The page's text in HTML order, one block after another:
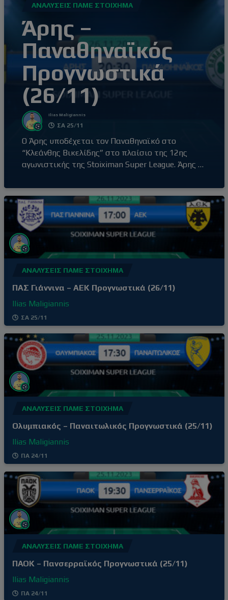
ΑΝΑΛΎΣΕΙΣ ΠΆΜΕ ΣΤΟΊΧΗΜΑ
Άρης –
Παναθηναϊκός
Προγνωστικά
(26/11)
Ilias Maligiannis
ΣΑ 25/11
Ο Άρης υποδέχεται τον Παναθηναϊκό στο
“Κλεάνθης Βικελίδης” στο πλαίσιο της 12ης
αγωνιστικής της Stoiximan Super League. Άρης –
με τη νίκη επί του Βόλου εκτός έδρας, με σκορ
0-2, αφήνοντας πίσω του την απρόσμενη ήττα
στο γήπεδό του από τον Ατρόμητο (1-3) δύο
αγωνιστικές πριν. Τρίτη νίκη στα
ΑΝΑΛΎΣΕΙΣ ΠΆΜΕ ΣΤΟΊΧΗΜΑ
ΠΑΣ Γιάννινα – ΑΕΚ Προγνωστικά (26/11)
Ilias Maligiannis
ΣΑ 25/11
ΑΝΑΛΎΣΕΙΣ ΠΆΜΕ ΣΤΟΊΧΗΜΑ
Ολυμπιακός – Παναιτωλικός Προγνωστικά (25/11)
Ilias Maligiannis
ΠΑ 24/11
ΑΝΑΛΎΣΕΙΣ ΠΆΜΕ ΣΤΟΊΧΗΜΑ
ΠΑΟΚ – Πανσερραϊκός Προγνωστικά (25/11)
Ilias Maligiannis
ΠΑ 24/11